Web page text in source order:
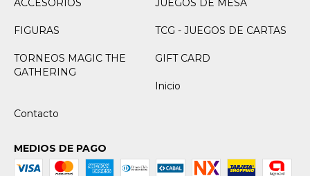
ACCESORIOS JUEGOS DE MESA
FIGURAS TCG - JUEGOS DE CARTAS
TORNEOS MAGIC THE
GATHERING
GIFT CARD
Inicio
Contacto
MEDIOS DE PAGO